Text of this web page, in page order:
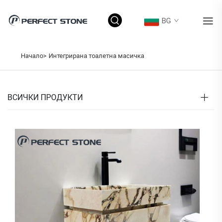
BG
Начало> Интегрирана тоалетна масичка
ВСИЧКИ ПРОДУКТИ